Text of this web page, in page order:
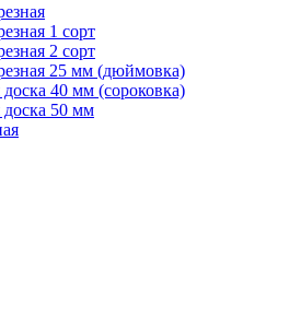
1 сорт
2 сорт
25 мм (дюймовка)
40 мм (сороковка)
доска 50 мм